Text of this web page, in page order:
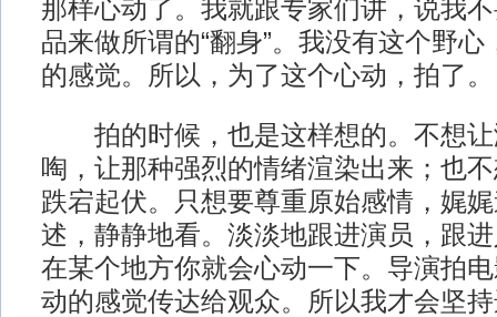
那样心动了。我就跟专家们讲，说我
品来做所谓的“翻身”。我没有这个野
的感觉。所以，为了这个心动，拍了。
拍的时候，也是这样想的。不想让
啕，让那种强烈的情绪渲染出来；也
跌宕起伏。只想要尊重原始感情，娓
述，静静地看。淡淡地跟进演员，跟
在某个地方你就会心动一下。导演拍
动的感觉传达给观众。所以我才会坚